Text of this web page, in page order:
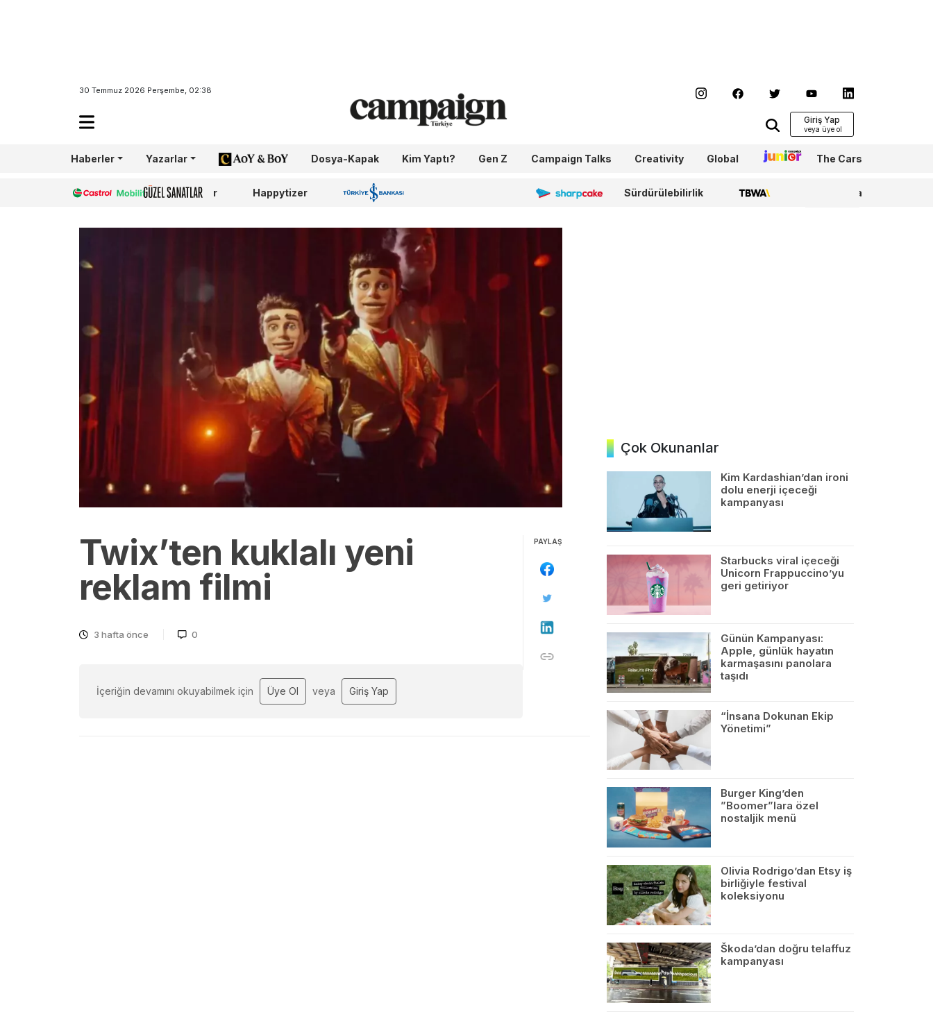
30 Temmuz 2026 Perşembe, 02:38
Giriş Yap
Haberler Yazarlar AoY/BoY Dosya-Kapak Kim Yaptı? Gen Z Campaign Talks Creativity Global Junior The Cars
Castrol Güzel Sanatlar Happytizer İş Bankası 100.Yıl Sharpcake Sürdürülebilirlik TBWA WPP Media
Twix’ten kuklalı yeni
reklam filmi
3 hafta önce 0
İçeriğin devamını okuyabilmek için Üye Ol veya Giriş Yap
PAYLAŞ
Çok Okunanlar
Kim Kardashian’dan ironi
dolu enerji içeceği
kampanyası
Starbucks viral içeceği
Unicorn Frappuccino’yu
geri getiriyor
Günün Kampanyası:
Apple, günlük hayatın
karmaşasını panolara
taşıdı
“İnsana Dokunan Ekip
Yönetimi”
Burger King’den
”Boomer”lara özel
nostaljik menü
Olivia Rodrigo’dan Etsy iş
birliğiyle festival
koleksiyonu
Škoda’dan doğru telaffuz
kampanyası